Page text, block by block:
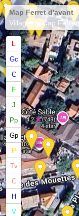
Map Ferret d'avant
Village du Cap Ferret
L
Gc
C
F
J
Pp
Gp
P
Tv
C
H
V